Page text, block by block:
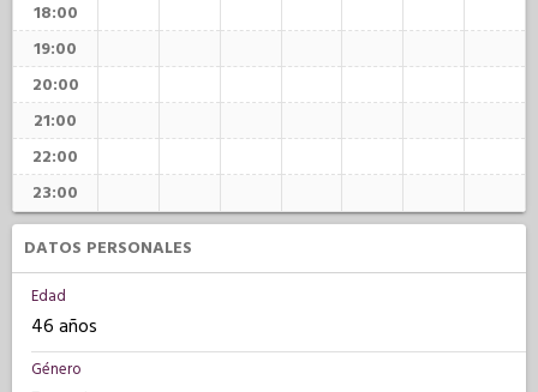
18:00
19:00
20:00
21:00
22:00
23:00
DATOS PERSONALES
Edad
46 años
Género